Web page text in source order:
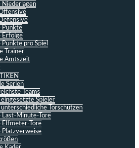
Niederlagen
Punkte
Erfolge
Punkte pro Spiel
Trainer
Amtszeit
Serien
Teams
eingesetzte Spieler
unterschiedliche Torschützen
Last-Minute-Tore
Elfmeter-Tore
Platzverweise